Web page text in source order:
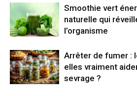
Smoothie vert
naturelle qui
l’organisme
Arrêter de fumer :
elles vraiment
sevrage ?